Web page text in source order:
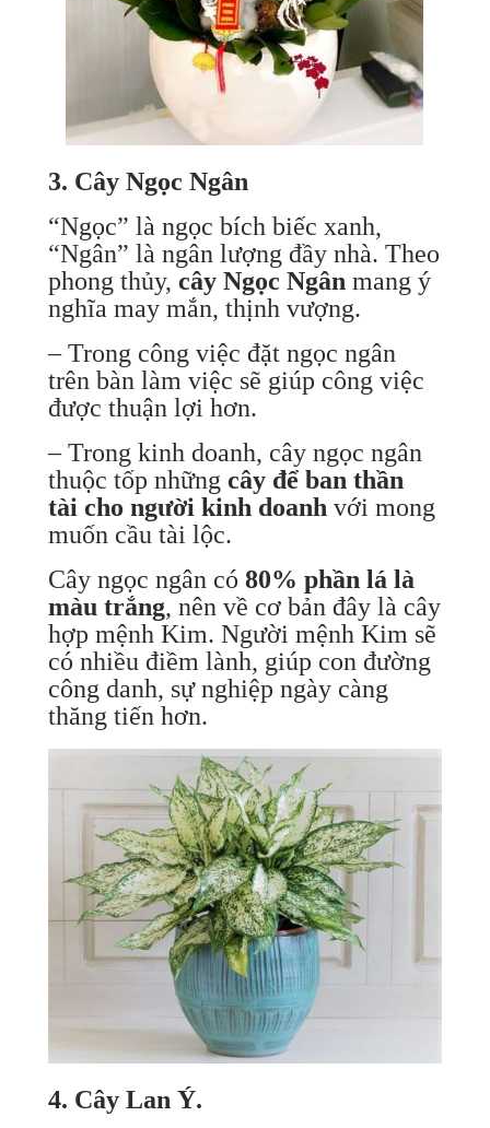
3. Cây Ngọc Ngân
“Ngọc” là ngọc bích biếc xanh,
“Ngân” là ngân lượng đầy nhà. Theo
phong thủy, cây Ngọc Ngân mang ý
nghĩa may mắn, thịnh vượng.
– Trong công việc đặt ngọc ngân
trên bàn làm việc sẽ giúp công việc
được thuận lợi hơn.
– Trong kinh doanh, cây ngọc ngân
thuộc tốp những cây để ban thần
tài cho người kinh doanh với mong
muốn cầu tài lộc.
Cây ngọc ngân có 80% phần lá là
màu trắng, nên về cơ bản đây là cây
hợp mệnh Kim. Người mệnh Kim sẽ
có nhiều điềm lành, giúp con đường
công danh, sự nghiệp ngày càng
thăng tiến hơn.
4. Cây Lan Ý.